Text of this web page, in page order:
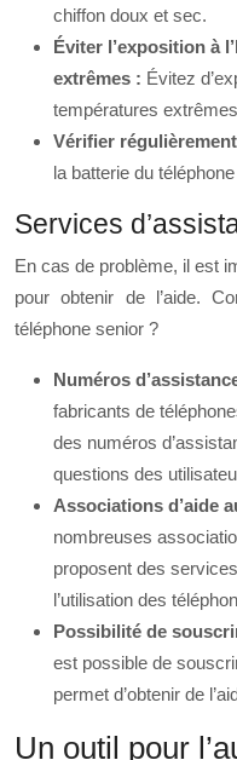
chiffon doux et sec.
Éviter l’exposition à
extrêmes : Évitez
températures
Vérifier
la batterie du
Services
En cas de problème, il est
pour obtenir de l’aide.
téléphone senior ?
Numéros
fabricants de
des numéros
questions des
Associations d’aide
nombreuses
proposent des
l’utilisation des
Possibilité de
est possible de
permet d’obtenir de
Un outil pour